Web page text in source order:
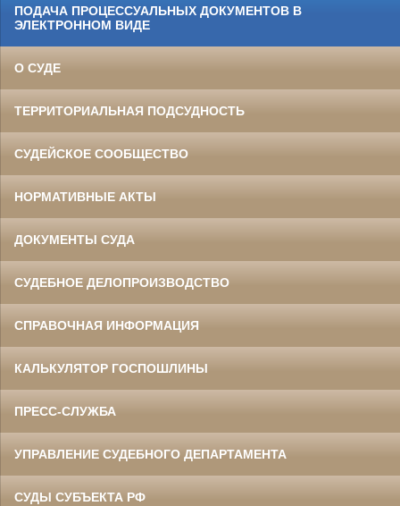
ПОДАЧА ПРОЦЕССУАЛЬНЫХ ДОКУМЕНТОВ В
ЭЛЕКТРОННОМ ВИДЕ
О СУДЕ
ТЕРРИТОРИАЛЬНАЯ ПОДСУДНОСТЬ
СУДЕЙСКОЕ СООБЩЕСТВО
НОРМАТИВНЫЕ АКТЫ
ДОКУМЕНТЫ СУДА
СУДЕБНОЕ ДЕЛОПРОИЗВОДСТВО
СПРАВОЧНАЯ ИНФОРМАЦИЯ
КАЛЬКУЛЯТОР ГОСПОШЛИНЫ
ПРЕСС-СЛУЖБА
УПРАВЛЕНИЕ СУДЕБНОГО ДЕПАРТАМЕНТА
СУДЫ СУБЪЕКТА РФ